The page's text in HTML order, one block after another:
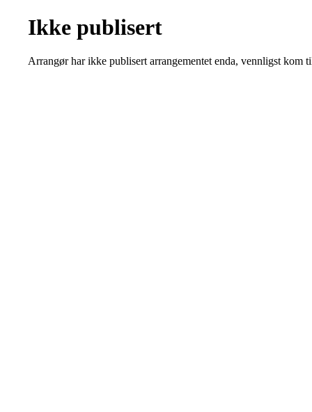
Ikke publisert
Arrangør har ikke publisert arrangementet enda, vennligst kom